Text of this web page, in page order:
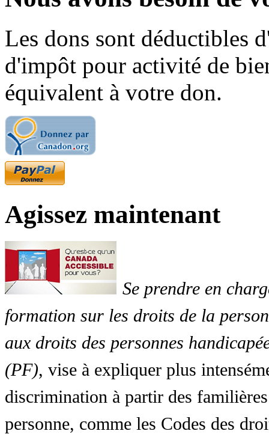
Les dons sont déductibles
d'impôt pour activité de
équivalent à votre don.
Agissez maintenant
Se prendre en
formation sur les droits de la
aux droits des personnes
(PF), vise à expliquer plus
discrimination à partir des
personne, comme les Codes des